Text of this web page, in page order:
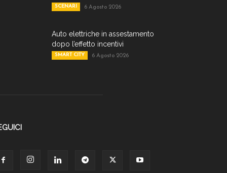
SCENARI 6 Agosto 2026
Auto elettriche in assestamento
dopo l’effetto incentivi
SMART CITY 6 Agosto 2026